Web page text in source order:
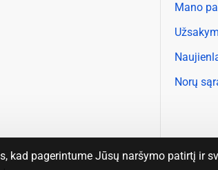
kad pagerintume Jūsų naršymo patirtį ir
Mano
Norų